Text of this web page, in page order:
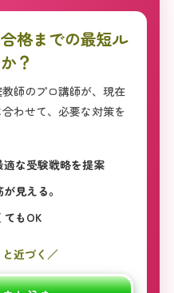
格までの最短ル
？
師のプロ講師が、現在
わせて、必要な対策を
な受験戦略を提案
見える。
もOK
近づく／